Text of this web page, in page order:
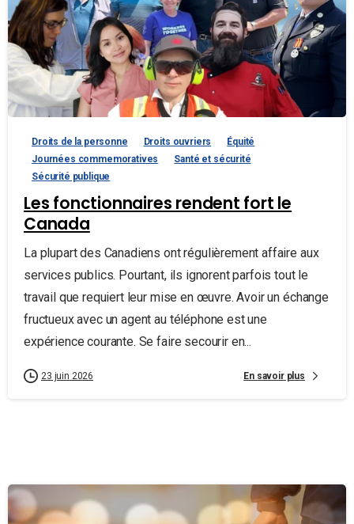
Droits de la personne Droits ouvriers
Équité
Journées commemoratives
Santé et sécurité
Sécurité publique
Les fonctionnaires rendent fort le
Canada
La plupart des Canadiens ont régulièrement affaire aux
services publics. Pourtant, ils ignorent parfois tout le
travail que requiert leur mise en œuvre. Avoir un échange
fructueux avec un agent au téléphone est une
expérience courante. Se faire secourir en...
23 juin 2026 En savoir plus